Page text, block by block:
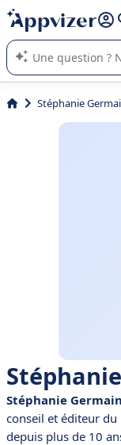
répondre (plusieurs
L'IA de Appvizer
logiciel SaaS en
Stéphanie
Stéphanie Germain
conseil et éditeur
depuis plus de 10